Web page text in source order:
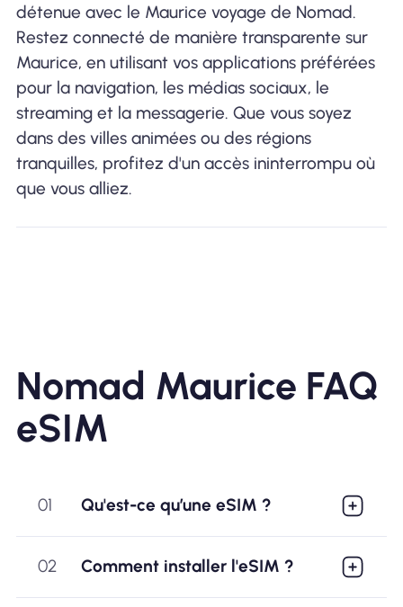
détenue avec le Maurice voyage de Nomad.
Restez connecté de manière transparente sur
Maurice, en utilisant vos applications préférées
pour la navigation, les médias sociaux, le
streaming et la messagerie. Que vous soyez
dans des villes animées ou des régions
tranquilles, profitez d'un accès ininterrompu où
que vous alliez.
Nomad Maurice FAQ
eSIM
01 Qu'est-ce qu’une eSIM ?
02 Comment installer l'eSIM ?